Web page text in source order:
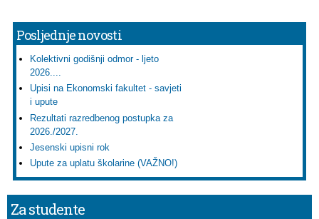
Posljednje novosti
Kolektivni godišnji odmor - ljeto
2026....
Upisi na Ekonomski fakultet - savjeti
i upute
Rezultati razredbenog postupka za
2026./2027.
Jesenski upisni rok
Upute za uplatu školarine (VAŽNO!)
Za studente